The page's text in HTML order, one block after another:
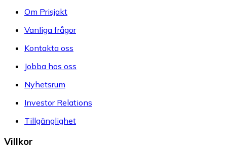
Om Prisjakt
Vanliga frågor
Kontakta oss
Jobba hos oss
Nyhetsrum
Investor Relations
Tillgänglighet
Villkor